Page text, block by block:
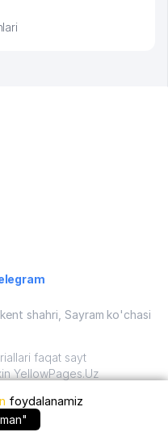
shahri, Sayram ko'chasi
faqat sayt
YellowPages.Uz
"sariq
himoyalangan.
foydalanamiz